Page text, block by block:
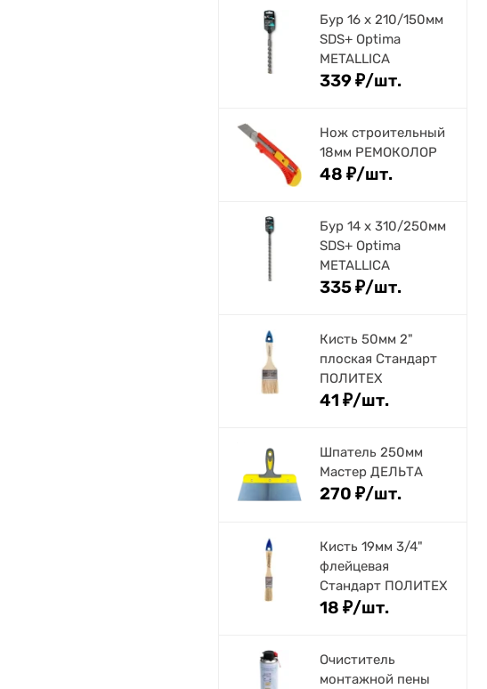
Бур 16 х 210/150мм
SDS+ Optima
METALLICA
339₽/шт.
Нож строительный
18мм РЕМОКОЛОР
48 ₽/шт.
Бур 14 х 310/250мм
SDS+ Optima
METALLICA
335₽/шт.
Кисть 50мм 2"
плоская Стандарт
ПОЛИТЕХ
41 ₽/шт.
Шпатель 250мм
Мастер ДЕЛЬТА
270 ₽/шт.
Кисть 19мм 3/4"
флейцевая
Стандарт ПОЛИТЕХ
18 ₽/шт.
Очиститель
монтажной пены